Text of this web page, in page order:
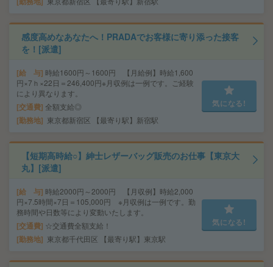
感度高めなあなたへ！PRADAでお客様に寄り添った接客
を！[派遣]
給 与 時給1600円～1600円 【月給例】時給1,600
円×7ｈ×22日＝246,400円※月収例は一例です。ご経験
により異なります。
交通費 全額支給◎
勤務地 東京都新宿区 【最寄り駅】新宿駅
気になる!
【短期高時給○】紳士レザーバッグ販売のお仕事【東京大
丸】[派遣]
給 与 時給2000円～2000円 【月収例】時給2,000
円×7.5時間×7日＝105,000円 ※月収例は一例です。勤
務時間や日数等により変動いたします。
交通費 ☆交通費全額支給！
勤務地 東京都千代田区 【最寄り駅】東京駅
気になる!